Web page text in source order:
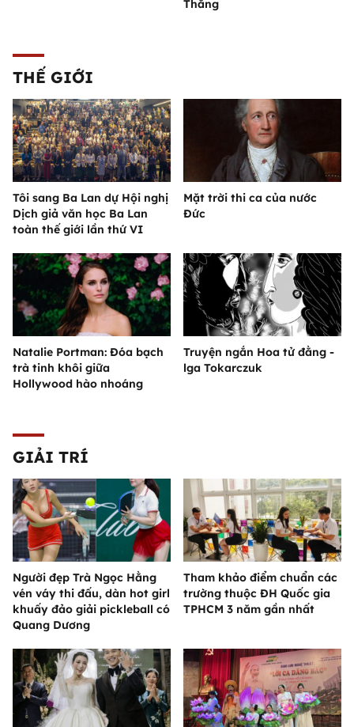
Thắng
THẾ GIỚI
Tôi sang Ba Lan dự Hội nghị
Dịch giả văn học Ba Lan
toàn thế giới lần thứ VI
Mặt trời thi ca của nước
Đức
Natalie Portman: Đóa bạch
trà tinh khôi giữa
Hollywood hào nhoáng
Truyện ngắn Hoa tử đằng -
lga Tokarczuk
GIẢI TRÍ
Người đẹp Trà Ngọc Hằng
vén váy thi đấu, dàn hot girl
khuấy đảo giải pickleball có
Quang Dương
Tham khảo điểm chuẩn các
trường thuộc ĐH Quốc gia
TPHCM 3 năm gần nhất